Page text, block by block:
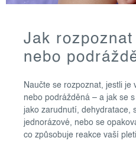
Jak
nebo
Naučte se rozpoznat, jestli je
nebo podrážděná – a jak se
jako zarudnutí, dehydratace,
jednorázové, nebo se
co způsobuje reakce vaší